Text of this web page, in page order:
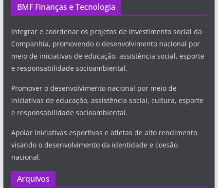
BMF Finanças e Tecnologia
Integrar e coordenar os projetos de investimento social da
Companhia, promovendo o desenvolvimento nacional por
meio de iniciativas de educação, assistência social, esporte
e responsabilidade socioambiental.
Promover o desenvolvimento nacional por meio de
iniciativas de educação, assistência social, cultura, esporte
e responsabilidade socioambiental.
Apoiar iniciativas esportivas e atletas de alto rendimento
visando o desenvolvimento da identidade e coesão
nacional.
Arquivos